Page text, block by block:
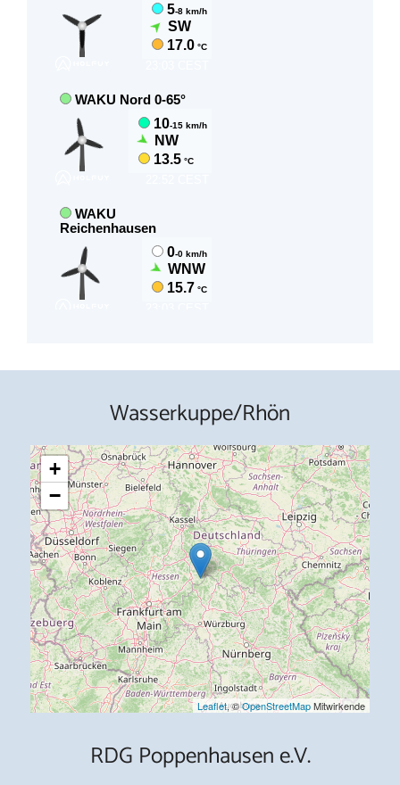
Wasserkuppe/Rhön
+
−
Leaflet, ©OpenStreetMapMitwirkende
RDG Poppenhausen e.V.